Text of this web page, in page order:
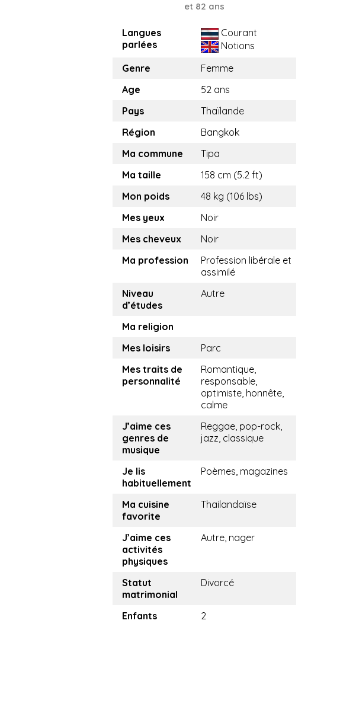
et 82 ans
Langues
parlées
Courant
Notions
Genre
Femme
Age
52 ans
Pays
Thaïlande
Région
Bangkok
Ma commune
Tipa
Ma taille
158 cm (5.2 ft)
Mon poids
48 kg (106 lbs)
Mes yeux
Noir
Mes cheveux
Noir
Ma profession
Profession libérale et
assimilé
Niveau
d’études
Autre
Ma religion
Mes loisirs
Parc
Mes traits de
personnalité
Romantique,
responsable,
optimiste, honnête,
calme
J’aime ces
genres de
musique
Reggae, pop-rock,
jazz, classique
Je lis
habituellement
Poèmes, magazines
Ma cuisine
favorite
Thailandaïse
J’aime ces
activités
physiques
Autre, nager
Statut
matrimonial
Divorcé
Enfants 2